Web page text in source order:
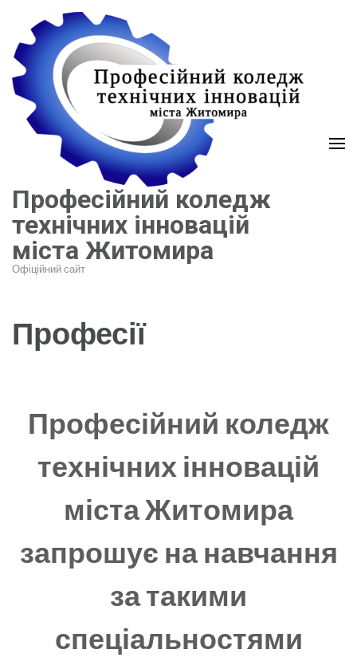
вмісту
(натисніть
Enter)
Професійний коледж
технічних інновацій
міста Житомира
Офіційний сайт
Професії
Професійний коледж
технічних інновацій
міста Житомира
запрошує на навчання
за такими
спеціальностями